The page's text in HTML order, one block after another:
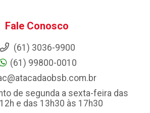
Fale Conosco
(61) 3036-9900
(61) 99800-0010
de segunda a sexta-feira das
e das 13h30 às 17h30